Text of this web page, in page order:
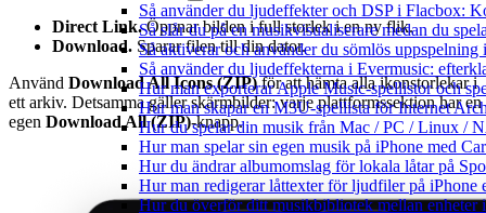
Så använder du ljudeffekter och DSP i Flacbox:
Så slår du på en musikvisualiserare medan du
Så aktiverar och använder du sömlös uppspelning
Så använder du ljudeffekterna i Evermusic:
Hur man exporterar Apple Music-spellistor och
Hur man skapar en M3U-spellista för Internet
Hur du spelar din musik från Mac / PC / Linux /
Hur man spelar sin egen musik på iPhone med
Hur du ändrar albumomslag för lokala låtar på
Hur man redigerar låttexter för ljudfiler på iPhone
Hur du överför ditt musikbibliotek mellan enheter
Direct Link.Öppnar bilden i full storlek i en ny flik.
Download. Sparar filen till din dator.
Använd Download All Icons (ZIP)för att hämta alla ikonstorlekar i
ett arkiv. Detsamma gäller skärmbilder: varje plattformssektion har en
egen Download All (ZIP)-knapp.